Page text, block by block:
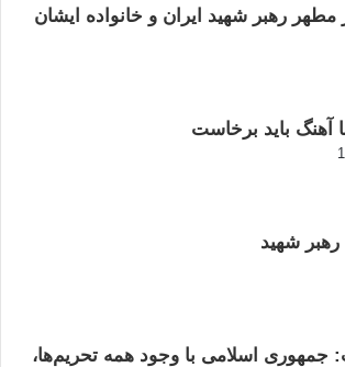
مطهر رهبر شهید ایران و خانواده ایشان
آهنگ باید برخاست
رهبر شهید
جمهوری اسلامی با وجود همه تحریم‌ها،